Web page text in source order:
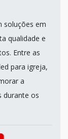
soluções em
qualidade e
Entre as
para igreja,
a
durante os